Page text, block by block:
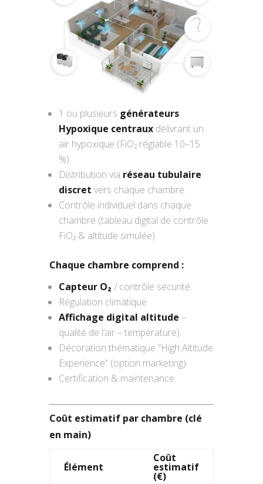
1 ou plusieurs générateurs
Hypoxique centraux délivrant un
air hypoxique (FiO₂ réglable 10–15
%).
Distribution via réseau tubulaire
discret vers chaque chambre.
Contrôle individuel dans chaque
chambre (tableau digital de contrôle
FiO₂ & altitude simulée).
Chaque chambre comprend :
Capteur O₂ / contrôle sécurité.
Régulation climatique.
Affichage digital altitude –
qualité de l’air – température).
Décoration thématique “High Altitude
Experience” (option marketing).
Certification & maintenance.
Coût estimatif par chambre (clé
en main)
Élément
Coût
estimatif
(€)